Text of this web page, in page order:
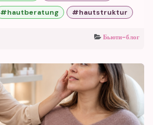
#hautberatung #hautstruktur
Бьюти-блог